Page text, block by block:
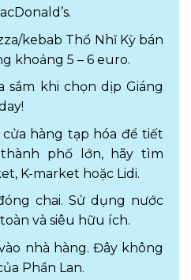
kebab Thổ Nhĩ Kỳ bán
khoảng 5 – 6 euro.
sắm khi chọn dịp Giáng
hàng tạp hóa để tiết
phố lớn, hãy tìm
K-market hoặc Lidi.
chai. Sử dụng nước
và siêu hữu ích.
nhà hàng. Đây không
Phần Lan.